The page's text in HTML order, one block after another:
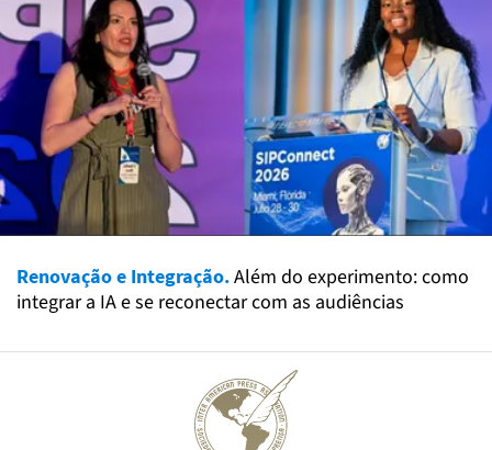
Renovação e Integração.Além do experimento: como
integrar a IA e se reconectar com as audiências